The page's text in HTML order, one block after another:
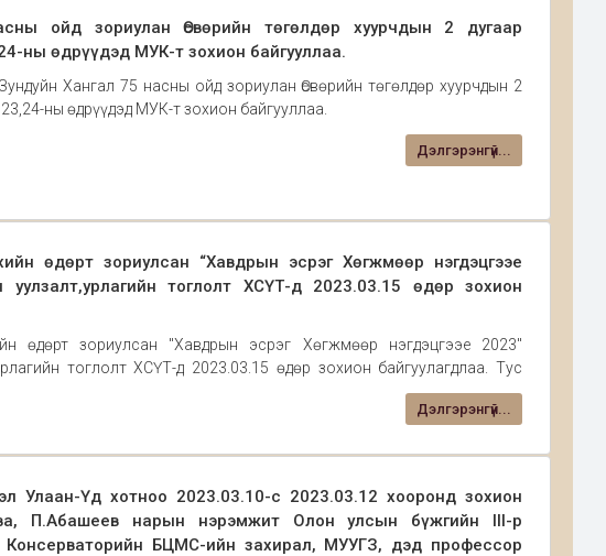
ойд зориулан Өсвөрийн төгөлдөр хуурчдын 2 дугаар
ны өдрүүдэд МУК-т зохион байгууллаа.
Хангал 75 насны ойд зориулан Өсвөрийн төгөлдөр хуурчдын 2
ны өдрүүдэд МУК-т зохион байгууллаа.
Дэлгэрэнгүй...
өдөрт зориулсан “Хавдрын эсрэг Хөгжмөөр нэгдэцгээе
уулзалт,урлагийн тоглолт ХСҮТ-д 2023.03.15 өдөр зохион
өдөрт зориулсан "Хавдрын эсрэг Хөгжмөөр нэгдэцгээе 2023"
тоглолт ХСҮТ-д 2023.03.15 өдөр зохион байгуулагдлаа. Тус
М.Мөнхсайхан оролцож СХМС-н төгөлдөр хуур хөгжмийн 7а ангийн
Дэлгэрэнгүй...
Улаан-Үд хотноо 2023.03.10-с 2023.03.12 хооронд зохион
П.Абашеев нарын нэрэмжит Олон улсын бүжгийн III-р
БЦМС-ийн захирал, МУУГЗ, дэд профессор